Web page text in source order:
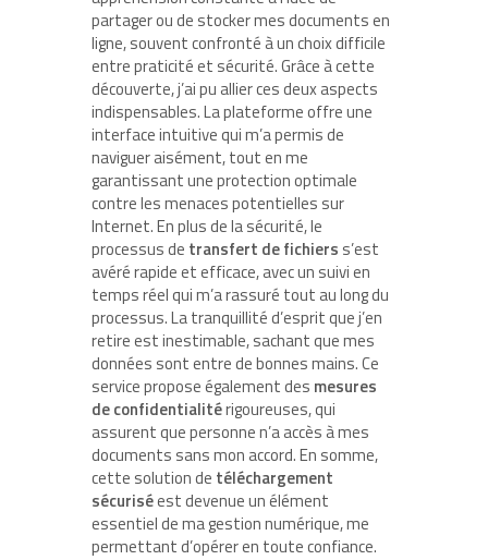
partager ou de stocker mes documents en
ligne, souvent confronté à un choix difficile
entre praticité et sécurité. Grâce à cette
découverte, j’ai pu allier ces deux aspects
indispensables. La plateforme offre une
interface intuitive qui m’a permis de
naviguer aisément, tout en me
garantissant une protection optimale
contre les menaces potentielles sur
Internet. En plus de la sécurité, le
processus de transfert de fichiers s’est
avéré rapide et efficace, avec un suivi en
temps réel qui m’a rassuré tout au long du
processus. La tranquillité d’esprit que j’en
retire est inestimable, sachant que mes
données sont entre de bonnes mains. Ce
service propose également des mesures
de confidentialitérigoureuses, qui
assurent que personne n’a accès à mes
documents sans mon accord. En somme,
cette solution de téléchargement
sécuriséest devenue un élément
essentiel de ma gestion numérique, me
permettant d’opérer en toute confiance.